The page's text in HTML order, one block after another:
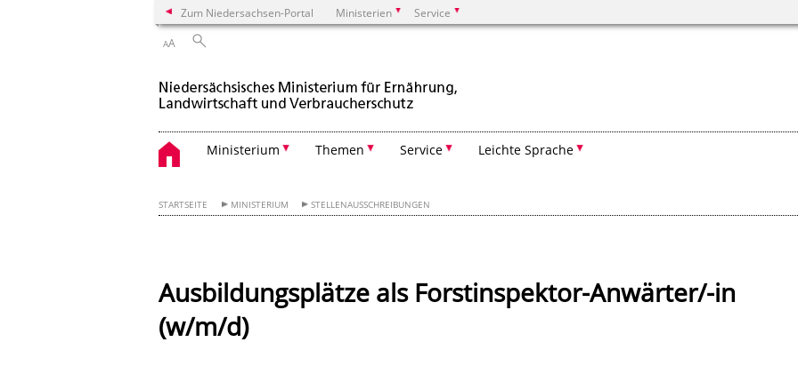
Zum Niedersachsen-Portal Ministerien Service
AA
Ministerium Themen Service Leichte Sprache
STARTSEITE MINISTERIUM STELLENAUSSCHREIBUNGEN
Ausbildungsplätze als Forstinspektor-Anwärter/-in
(w/m/d)